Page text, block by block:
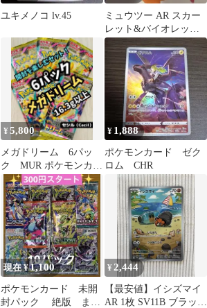
ユキメノコ lv.45
ミュウツー AR スカー
レット&バイオレット
強化拡張パック ポケモ
ンカード1…
¥5,800
メガドリーム 6パッ
ク MUR ポケモンカー
ド PokemonCards
¥ 1,888
ポケモンカード ゼク
ロム CHR
現在 ¥1,100
ポケモンカード 未開
封パック 絶版 まと
¥ 2,444
【最安値】イシズマイ
AR 1枚 SV11B ブラック